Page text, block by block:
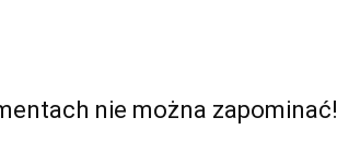
nie można zapominać!